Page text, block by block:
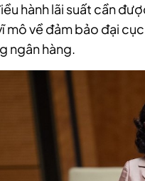
hành lãi suất cần
mô về đảm bảo đại
ngân hàng.